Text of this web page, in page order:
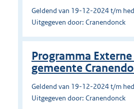
Geldend van 19-12-2024 t/m
Uitgegeven door: Cranendonck
Programma
gemeente
Geldend van 19-12-2024 t/m
Uitgegeven door: Cranendonck